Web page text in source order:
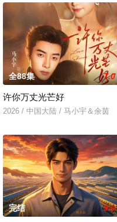
全88集 7.0
许你万丈光芒好
2026 / 中国大陆 / 马小宇＆余茵
完结 9.0